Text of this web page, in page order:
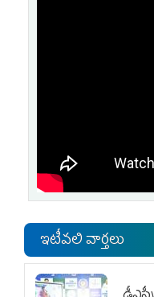
ఇటీవలి వార్తలు